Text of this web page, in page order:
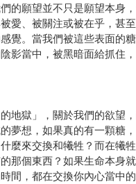
的願望並不只是願望本身
愛、被關注或被在乎，甚
覺。當我們被這些表面的糖
影當中，被黑暗面給抓住
地獄」，關於我們的欲望
夢想，如果真的有一顆糖
麼來交換和犧牲？而在犧
那個東西？如果生命本身
間，都在交換你內心當中的